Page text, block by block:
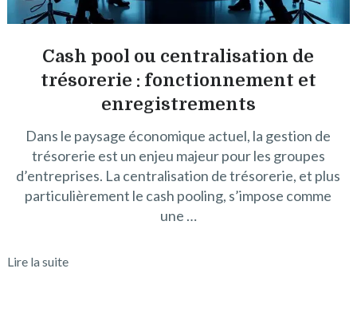
Cash pool ou centralisation de
trésorerie : fonctionnement et
enregistrements
Dans le paysage économique actuel, la gestion de
trésorerie est un enjeu majeur pour les groupes
d’entreprises. La centralisation de trésorerie, et plus
particulièrement le cash pooling, s’impose comme
une …
Lire la suite